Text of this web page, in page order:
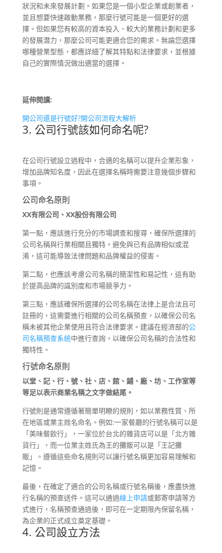
狀況和未來發展計劃。如果您是一個小型企業或創業者，
並且想要快速啟動業務，那麼行號可能是一個更好的選
擇。但如果您有較高的資本投入、較大的業務計劃和更多
的發展潛力，那麼公司可能更適合您的需求。無論您選擇
哪種營業型態，都應詳細了解其特點和法律要求，並根據
自己的實際情況做出適當的選擇。
延伸閱讀:
開公司還是行號好?開公司流程大解析
3. 公司行號該如何命名呢?
在公司行號設立過程中，合適的名稱可以提升企業形象，
增加品牌知名度，因此在選擇名稱時需要注意幾個步驟和
事項。
公司命名原則
XX有限公司、XX股份有限公司
第一點，應該進行充分的市場調查和搜尋，確保所選擇的
公司名稱與行業相關且獨特。避免與已有品牌相似或混
淆，這可能導致法律問題和品牌權益的侵害。
第二點，也應該考慮公司名稱的簡潔性和易記性，這有助
於提高品牌的識別度和市場競爭力。
第三點，應該確保所選擇的公司名稱在法律上是合法且可
註冊的，這需要進行相關的公司名稱預查，以確保公司名
稱未被其他企業使用且符合法律要求。建議在經濟部的公
司名稱預查系統中進行查詢，以確保公司名稱的合法性和
獨特性。
行號命名原則
以堂、記、行、號、社、店、館、鋪、廠、坊、工作室等
等足以表示商業名稱之文字做結尾。
行號則是通常遵循著簡單明瞭的規則，如以業務性質、所
在地區或業主姓名命名。例如:一家餐廳的行號名稱可以是
「美味餐飲行」，一家位於台北的雜貨店可以是「北方雜
貨行」，而一位業主姓氏為王的攤販可以是「王記攤
販」。遵循這些命名規則可以讓行號名稱更加容易理解和
記憶。
最後，在確定了適合的公司名稱或行號名稱後，應盡快進
行名稱的預查送件。這可以通過線上申請或郵寄申請等方
式進行，名稱預查通過後，即可在一定期限內保留名稱，
為企業的正式成立奠定基礎。
4. 公司設立方法